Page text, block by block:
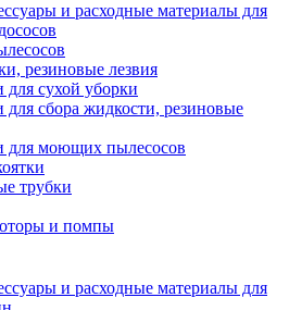
и расходные материалы для
резиновые лезвия
для сухой уборки
для сбора жидкости, резиновые
для моющих пылесосов
трубки
и помпы
и расходные материалы для